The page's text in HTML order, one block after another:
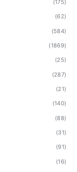
(175)
(62)
(584)
(1869)
(25)
(287)
(21)
(140)
(88)
(31)
(91)
(16)